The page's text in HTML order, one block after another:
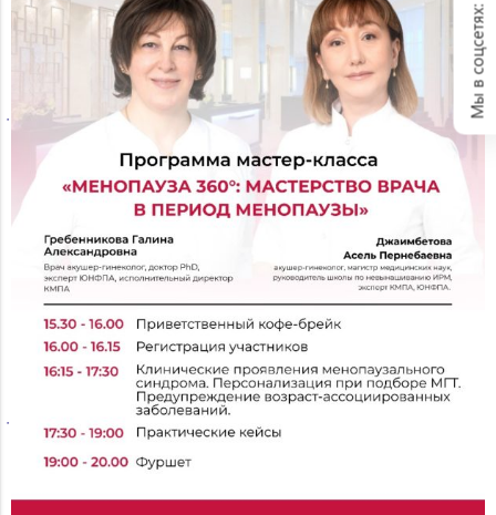
Мы в соцсетях: